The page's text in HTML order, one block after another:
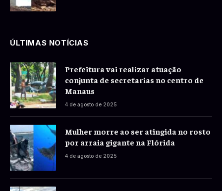
ÚLTIMAS NOTÍCIAS
Prefeitura vai realizar atuação
conjunta de secretarias no centro de
Manaus
4 de agosto de 2025
Mulher morre ao ser atingida no rosto
por arraia gigante na Flórida
4 de agosto de 2025